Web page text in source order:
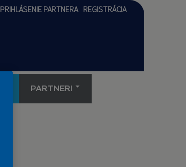
PRIHLÁSENIE PARTNERA REGISTRÁCIA
PARTNERI